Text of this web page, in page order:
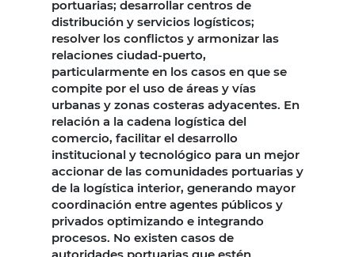
portuarias; desarrollar centros de
distribución y servicios logísticos;
resolver los conflictos y armonizar las
relaciones ciudad-puerto,
particularmente en los casos en que se
compite por el uso de áreas y vías
urbanas y zonas costeras adyacentes. En
relación a la cadena logística del
comercio, facilitar el desarrollo
institucional y tecnológico para un mejor
accionar de las comunidades portuarias y
de la logística interior, generando mayor
coordinación entre agentes públicos y
privados optimizando e integrando
procesos. No existen casos de
autoridades portuarias que estén